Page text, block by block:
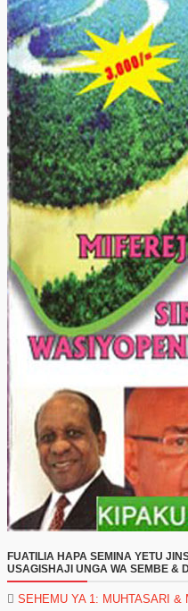
FUATILIA HAPA SEMINA YETU
USAGISHAJI UNGA WA SEMBE &
SEHEMU YA 1: MUHTASARI &